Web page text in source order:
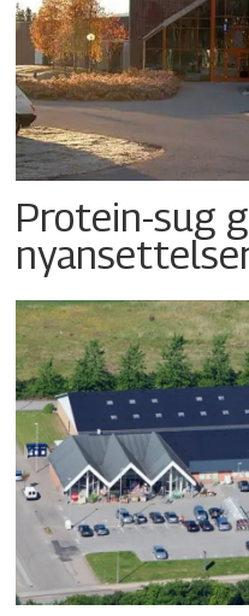
Protein-sug